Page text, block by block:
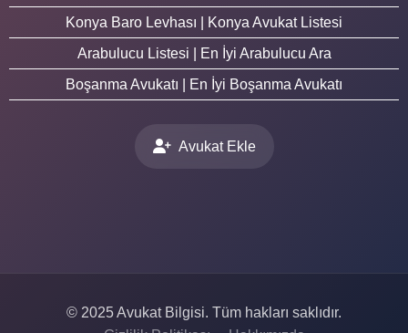
Konya Baro Levhası | Konya Avukat Listesi
Arabulucu Listesi | En İyi Arabulucu Ara
Boşanma Avukatı | En İyi Boşanma Avukatı
Avukat Ekle
© 2025 Avukat Bilgisi. Tüm hakları saklıdır.